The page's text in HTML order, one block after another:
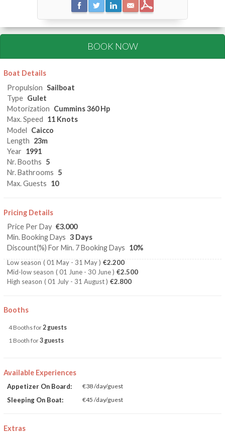
BOOK NOW
Boat Details
Propulsion Sailboat
Type Gulet
Motorization Cummins 360 Hp
Max. Speed 11 Knots
Model Caicco
Length 23m
Year 1991
Nr. Booths 5
Nr. Bathrooms 5
Max. Guests 10
Pricing Details
Price Per Day €3.000
Min. Booking Days 3 Days
Discount(%) For Min. 7 Booking Days 10%
Low season ( 01 May - 31 May ) €2.200
Mid-low season ( 01 June - 30 June ) €2.500
High season ( 01 July - 31 August ) €2.800
Booths
4 Booths for 2 guests
1 Booth for3 guests
Available Experiences
Appetizer On Board: €38 /day/guest
Sleeping On Boat: €45 /day/guest
Extras